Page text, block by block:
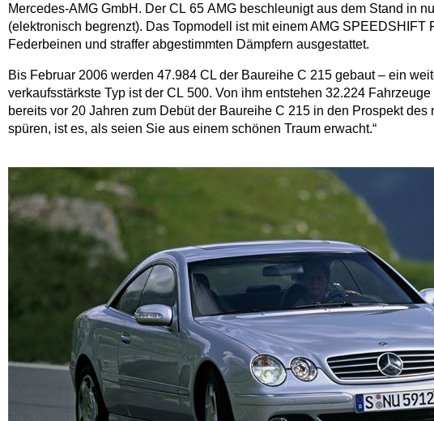
Mercedes-AMG GmbH. Der CL 65 AMG beschleunigt aus dem Stand in
(elektronisch begrenzt). Das Topmodell ist mit einem AMG
Federbeinen und straffer abgestimmten Dämpfern ausgestattet.
Bis Februar 2006 werden 47.984 CL der Baureihe C 215 gebaut – ein
verkaufsstärkste Typ ist der CL 500. Von ihm entstehen 32.224
bereits vor 20 Jahren zum Debüt der Baureihe C 215 in den Prospekt
spüren, ist es, als seien Sie aus einem schönen Traum erwacht.“